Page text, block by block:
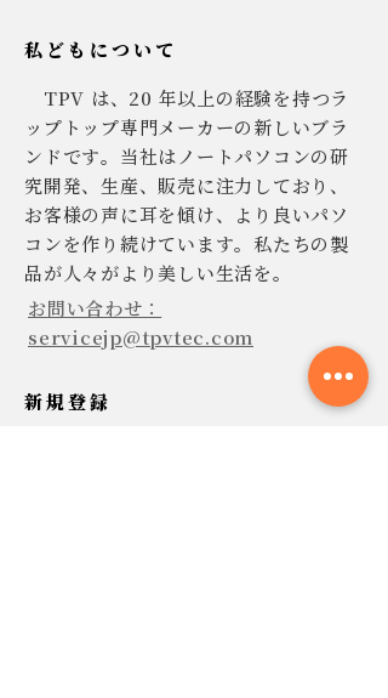
私どもについて
TPV は、20 年以上の経験を持つラ
ップトップ専門メーカーの新しいブラ
ンドです。当社はノートパソコンの研
究開発、生産、販売に注力しており、
お客様の声に耳を傾け、より良いパソ
コンを作り続けています。私たちの製
品が人々がより美しい生活を。
お問い合わせ：
servicejp@tpvtec.com
新規登録